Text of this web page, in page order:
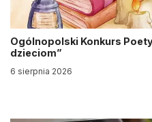
Ogólnopolski Konkurs
dzieciom”
6 sierpnia 2026